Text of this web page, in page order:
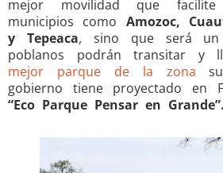
mejor movilidad que
municipios como Amozoc,
y Tepeaca, sino que será
poblanos podrán transitar y
mejor parque de la zona
gobierno tiene proyectado en
“Eco Parque Pensar en Grande”.